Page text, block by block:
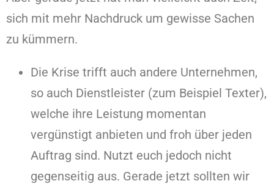
sich mit mehr Nachdruck um gewisse Sachen
zu kümmern.
Die Krise trifft auch andere Unternehmen,
so auch Dienstleister (zum Beispiel Texter),
welche ihre Leistung momentan
vergünstigt anbieten und froh über jeden
Auftrag sind. Nutzt euch jedoch nicht
gegenseitig aus. Gerade jetzt sollten wir